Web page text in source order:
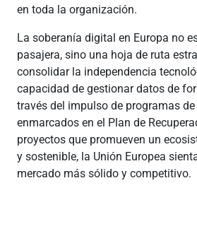
en toda la organización.
La soberanía digital en Europa no
pasajera, sino una hoja de ruta
consolidar la independencia
capacidad de gestionar datos de
través del impulso de programas
enmarcados en el Plan de
proyectos que promueven un
y sostenible, la Unión Europea
mercado más sólido y competitivo.